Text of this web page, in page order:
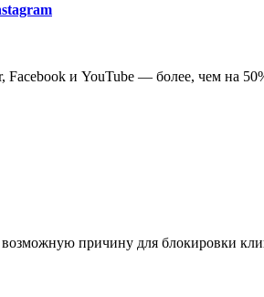
Facebook и YouTube — более, чем на
причину для блокировки